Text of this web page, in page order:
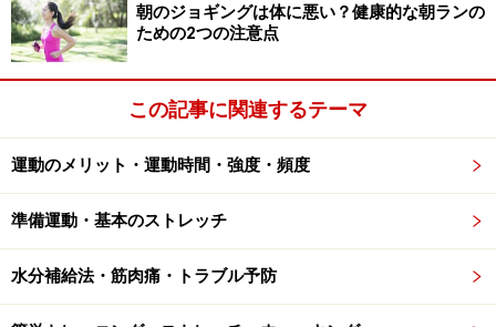
いずれにしても体重の多くを支えている大切な関節構造
です。親指の付け根に痛みが出てしまった場合、生活に
足が原因の親指の付け根の痛み・病気
朝のジョギングは体に悪い？健康的な朝ランの
ための2つの注意点
この記事に関連するテーマ
運動のメリット・運動時間・強度・頻度
準備運動・基本のストレッチ
水分補給法・筋肉痛・トラブル予防